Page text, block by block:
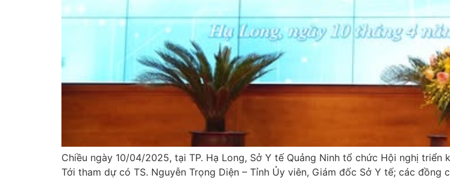
Chiều ngày 10/04/2025, tại TP. Hạ Long, Sở Y tế Quảng Ninh tổ chức Hội nghị
Tới tham dự có TS. Nguyễn Trọng Diện – Tỉnh Ủy viên, Giám đốc Sở Y tế; các đồng